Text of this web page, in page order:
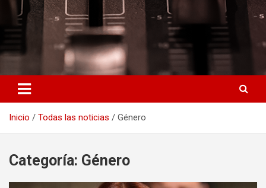
Inicio Todas las noticias Género
Categoría: Género